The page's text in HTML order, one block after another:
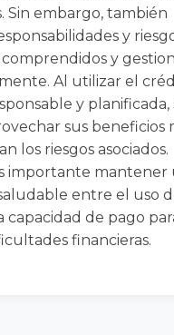
Sin embargo, también
y
y
Al utilizar el
y planificada,
sus beneficios
los riesgos asociados.
importante mantener
entre el uso
capacidad de pago
financieras.